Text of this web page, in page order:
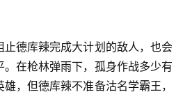
德库辣完成大计划的敌人，也会
在枪林弹雨下，孤身作战多少有
，但德库辣不准备沽名学霸王，